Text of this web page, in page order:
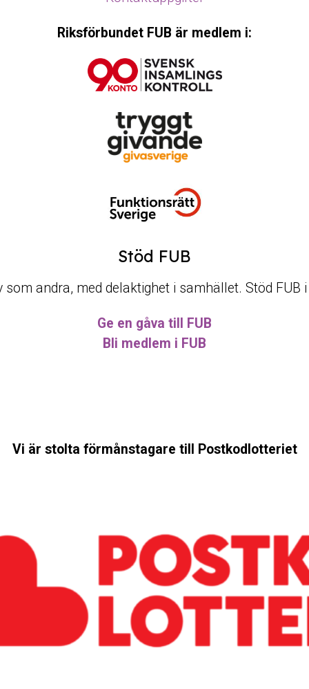
Riksförbundet FUB är medlem i:
Stöd FUB
som andra, med delaktighet i samhället. Stöd FUB
Ge en gåva till FUB
Bli medlem i FUB
Vi är stolta förmånstagare till Postkodlotteriet